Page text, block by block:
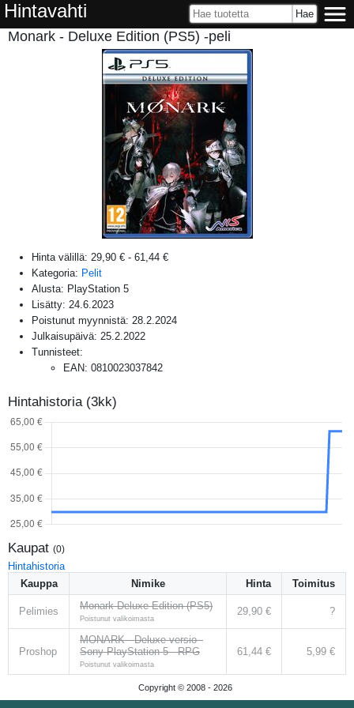
Hintavahti
Monark - Deluxe Edition (PS5) -peli
Hinta välillä: 29,90 € - 61,44 €
Kategoria: Pelit
Alusta: PlayStation 5
Lisätty: 24.6.2023
Poistunut myynnistä: 28.2.2024
Julkaisupäivä: 25.2.2022
Tunnisteet:
EAN: 0810023037842
Hintahistoria (3kk)
Kaupat (0)
Hintahistoria
Kauppa
Nimike Hinta Toimitus
Pelimies Monark Deluxe Edition (PS5)
Poistunut valikoimasta
29,90 € ?
Proshop
MONARK - Deluxe-versio -
Sony PlayStation 5 - RPG
Poistunut valikoimasta
61,44 € 5,99 €
Copyright © 2008 - 2026